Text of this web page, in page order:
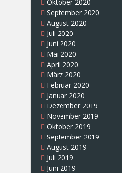
Oktober 2020
September 2020
August 2020
Juli 2020
Juni 2020
Mai 2020
April 2020
März 2020
Februar 2020
Januar 2020
Dezember 2019
November 2019
Oktober 2019
September 2019
August 2019
Juli 2019
Juni 2019